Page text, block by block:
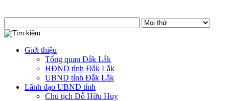
Giới thiệu
Tổng quan Đắk Lắk
HĐND tỉnh Đắk Lắk
UBND tỉnh Đắk Lắk
Lãnh đạo UBND tỉnh
Chủ tịch Đỗ Hữu Huy